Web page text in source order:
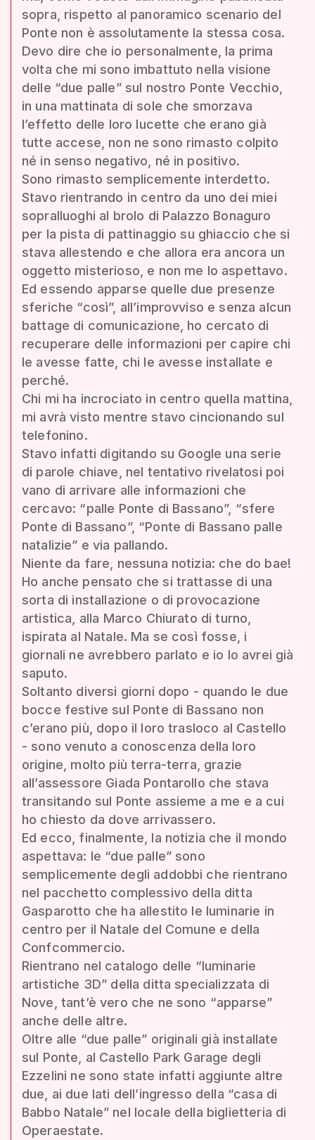
sopra, rispetto al panoramico scenario del
Ponte non è assolutamente la stessa cosa.
Devo dire che io personalmente, la prima
volta che mi sono imbattuto nella visione
delle “due palle” sul nostro Ponte Vecchio,
in una mattinata di sole che smorzava
l’effetto delle loro lucette che erano già
tutte accese, non ne sono rimasto colpito
né in senso negativo, né in positivo.
Sono rimasto semplicemente interdetto.
Stavo rientrando in centro da uno dei miei
sopralluoghi al brolo di Palazzo Bonaguro
per la pista di pattinaggio su ghiaccio che si
stava allestendo e che allora era ancora un
oggetto misterioso, e non me lo aspettavo.
Ed essendo apparse quelle due presenze
sferiche “così”, all’improvviso e senza alcun
battage di comunicazione, ho cercato di
recuperare delle informazioni per capire chi
le avesse fatte, chi le avesse installate e
perché.
Chi mi ha incrociato in centro quella mattina,
mi avrà visto mentre stavo cincionando sul
telefonino.
Stavo infatti digitando su Google una serie
di parole chiave, nel tentativo rivelatosi poi
vano di arrivare alle informazioni che
cercavo: “palle Ponte di Bassano”, “sfere
Ponte di Bassano”, “Ponte di Bassano palle
natalizie” e via pallando.
Niente da fare, nessuna notizia: che do bae!
Ho anche pensato che si trattasse di una
sorta di installazione o di provocazione
artistica, alla Marco Chiurato di turno,
ispirata al Natale. Ma se così fosse, i
giornali ne avrebbero parlato e io lo avrei già
saputo.
Soltanto diversi giorni dopo - quando le due
bocce festive sul Ponte di Bassano non
c’erano più, dopo il loro trasloco al Castello
- sono venuto a conoscenza della loro
origine, molto più terra-terra, grazie
all’assessore Giada Pontarollo che stava
transitando sul Ponte assieme a me e a cui
ho chiesto da dove arrivassero.
Ed ecco, finalmente, la notizia che il mondo
aspettava: le “due palle” sono
semplicemente degli addobbi che rientrano
nel pacchetto complessivo della ditta
Gasparotto che ha allestito le luminarie in
centro per il Natale del Comune e della
Confcommercio.
Rientrano nel catalogo delle “luminarie
artistiche 3D” della ditta specializzata di
Nove, tant’è vero che ne sono “apparse”
anche delle altre.
Oltre alle “due palle” originali già installate
sul Ponte, al Castello Park Garage degli
Ezzelini ne sono state infatti aggiunte altre
due, ai due lati dell’ingresso della “casa di
Babbo Natale” nel locale della biglietteria di
Operaestate.